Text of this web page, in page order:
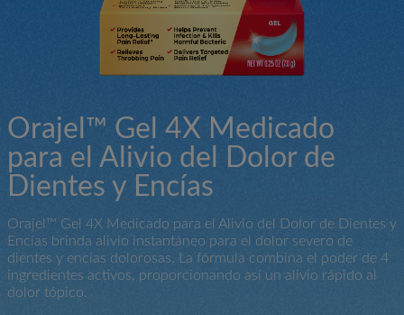
Orajel™ Gel 4X Medicado
para el Alivio del Dolor de
Dientes y Encías
Orajel™ Gel 4X Medicado para el Alivio del Dolor de Dientes y
Encías brinda alivio instantáneo para el dolor severo de
dientes y encías dolorosas. La fórmula combina el poder de 4
ingredientes activos, proporcionando así un alivio rápido al
dolor tópico.